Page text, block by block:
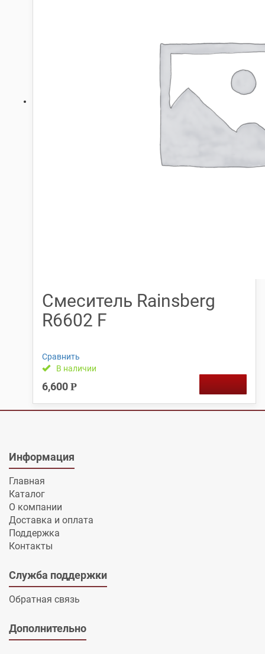
Смеситель Rainsberg
R6602 F
Сравнить
В наличии
6,600 Р
Информация
Главная
Каталог
О компании
Доставка и оплата
Поддержка
Контакты
Служба поддержки
Обратная связь
Дополнительно